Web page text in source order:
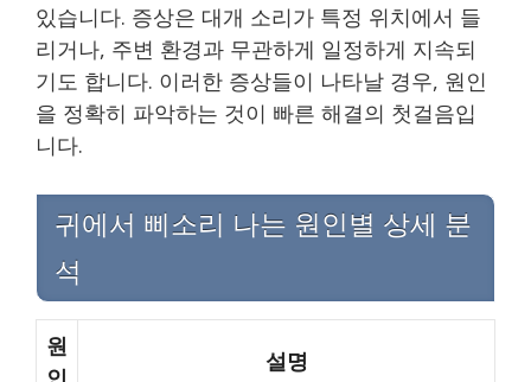
있습니다. 증상은 대개 소리가 특정 위치에서 들
리거나, 주변 환경과 무관하게 일정하게 지속되
기도 합니다. 이러한 증상들이 나타날 경우, 원인
을 정확히 파악하는 것이 빠른 해결의 첫걸음입
니다.
귀에서 삐소리 나는 원인별 상세 분
석
원
설명